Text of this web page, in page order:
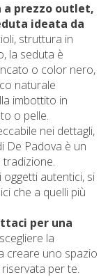
a prezzo outlet,
ideata da
struttura in
la seduta è
o color nero,
naturale
imbottito in
o pelle.
nei dettagli,
De Padova è un
autentici, si
che a quelli più
per una
la
creare uno spazio
per te.